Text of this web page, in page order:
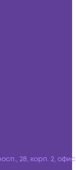
28, корп. 2,